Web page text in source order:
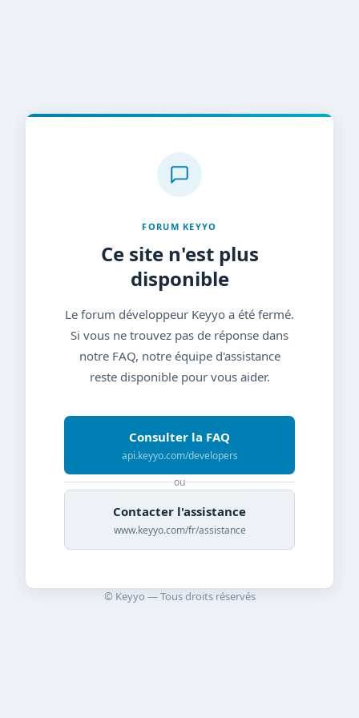
FORUM KEYYO
Ce site n'est plus
disponible
Le forum développeur Keyyo a été fermé.
Si vous ne trouvez pas de réponse dans
notre FAQ, notre équipe d'assistance
reste disponible pour vous aider.
Consulter la FAQ
api.keyyo.com/developers
ou
Contacter l'assistance
www.keyyo.com/fr/assistance
© Keyyo — Tous droits réservés